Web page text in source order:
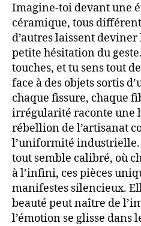
Imagine-toi devant une
céramique, tous
d’autres laissent
petite hésitation du
touches, et tu sens tout
face à des objets sortis
chaque fissure, chaque
irrégularité raconte une
rébellion de l’artisanat
l’uniformité industrielle.
tout semble calibré, où
à l’infini, ces pièces
manifestes silencieux.
beauté peut naître de
l’émotion se glisse dans